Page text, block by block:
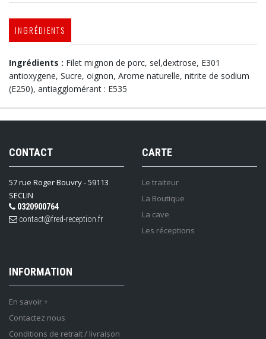
INGRÉDIENTS
Ingrédients : Filet mignon de porc, sel,dextrose, E301
antioxygene, Sucre, oignon, Arome naturelle, nitrite de sodium
(E250), antiagglomérant : E535
CONTACT
57 rue Roger Bouvry - 59113
SECLIN
0320900764
contact@fred-reception.fr
CARTE
Le traiteur
La Boutique
La cave
Les réceptions
INFORMATION
En savoir +
Contactez nous
Conditions de retrait / livraison